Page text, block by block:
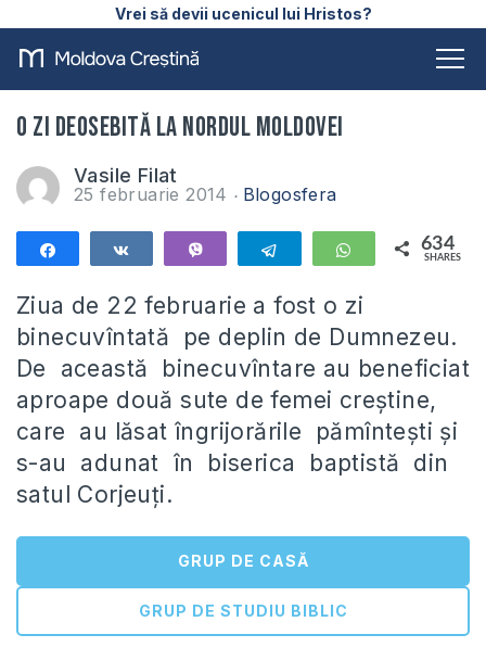
Vrei să devii ucenicul lui Hristos?
O zi deosebită la nordul Moldovei
Vasile Filat
25 februarie 2014 Blogosfera
Telegram WhatsApp
634
SHARES
Ziua de 22 februarie a fost o zi
binecuvîntată pe deplin de Dumnezeu.
De această binecuvîntare au beneficiat
aproape două sute de femei creştine,
care au lăsat îngrijorările pămînteşti şi
s-au adunat în biserica baptistă din
satul Corjeuţi.
GRUP DE CASĂ
GRUP DE STUDIU BIBLIC